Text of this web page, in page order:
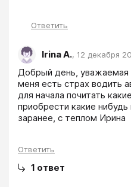
Ответить
Irina А., 12 декабря
Добрый день, уважаемая
меня есть страх водить
для начала почитать
приобрести какие
заранее, с теплом Ирина
Ответить
1 ответ